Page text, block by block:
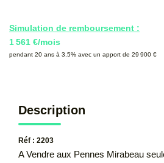
Simulation de remboursement :
1 561 €/mois
pendant 20 ans à 3.5% avec un apport de 29 900 €
Description
Réf : 2203
A Vendre aux Pennes Mirabeau